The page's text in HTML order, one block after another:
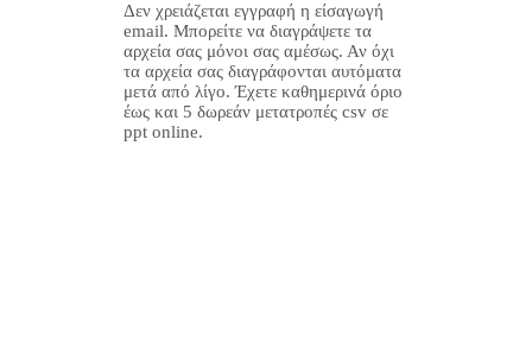
Δεν χρειάζεται εγγραφή η είσαγωγή
email. Μπορείτε να διαγράψετε τα
αρχεία σας μόνοι σας αμέσως. Αν όχι
τα αρχεία σας διαγράφονται αυτόματα
μετά από λίγο. Έχετε καθημερινά όριο
έως και 5 δωρεάν μετατροπές csv σε
ppt online.